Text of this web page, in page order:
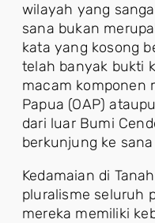
wilayah yang
sana bukan
kata yang kosong
telah banyak bukti
macam komponen
Papua (OAP)
dari luar Bumi
berkunjung ke
Kedamaian di
pluralisme seluruh
mereka memiliki